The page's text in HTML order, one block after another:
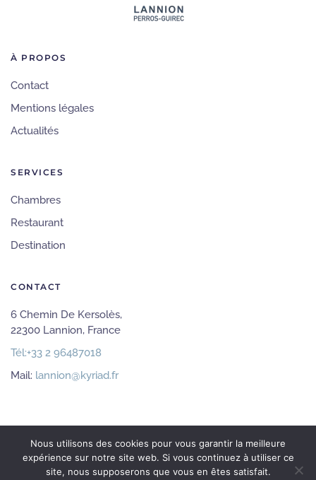
À PROPOS
Contact
Mentions légales
Actualités
SERVICES
Chambres
Restaurant
Destination
CONTACT
6 Chemin De Kersolès,
22300 Lannion, France
Tél:+33 2 96487018
Mail: lannion@kyriad.fr
Hôtel Kyriad Lannion. Tous droits
Nous utilisons des cookies pour vous garantir la meilleure
expérience sur notre site web. Si vous continuez à utiliser ce
site, nous supposerons que vous en êtes satisfait.